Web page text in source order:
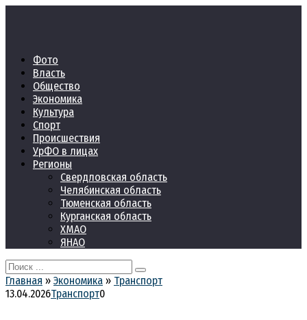
Фото
Власть
Общество
Экономика
Культура
Спорт
Происшествия
УрФО в лицах
Регионы
Свердловская область
Челябинская область
Тюменская область
Курганская область
ХМАО
ЯНАО
Search
for:
Главная » Экономика » Транспорт
13.04.2026Транспорт0